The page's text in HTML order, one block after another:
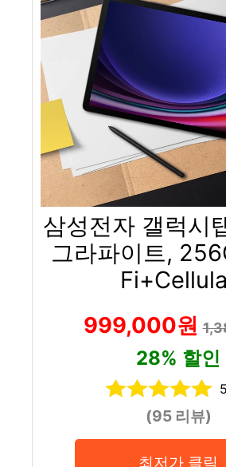
삼성전자 갤럭시
그라파이트,
999,000원
28% 할인
(95 리뷰)
최저가 클릭